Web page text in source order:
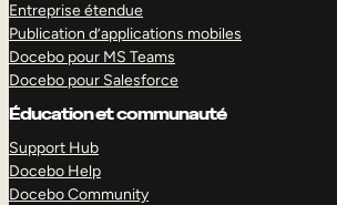
Entreprise étendue
Publication d’applications mobiles
Docebo pour MS Teams
Docebo pour Salesforce
Éducation et communauté
Support Hub
Docebo Help
Docebo Community